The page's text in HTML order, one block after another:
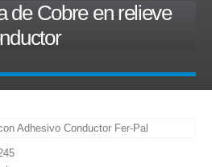
Cobre en relieve